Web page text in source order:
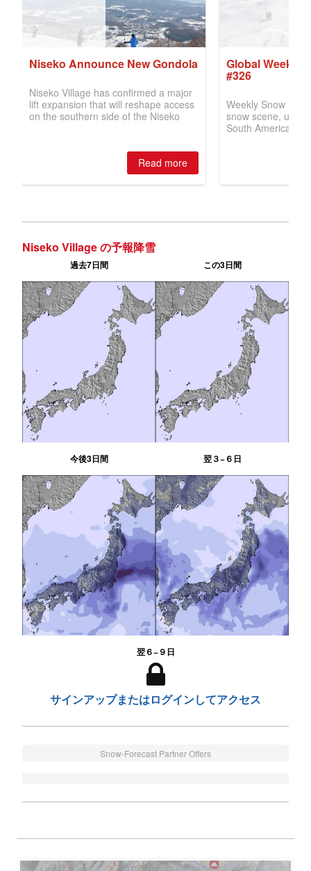
Niseko Village の予報降雪
過去7日間 この3日間
今後3日間 翌３−６日
翌６−９日
サインアップまたはログインしてアクセス
Snow-Forecast Partner Offers